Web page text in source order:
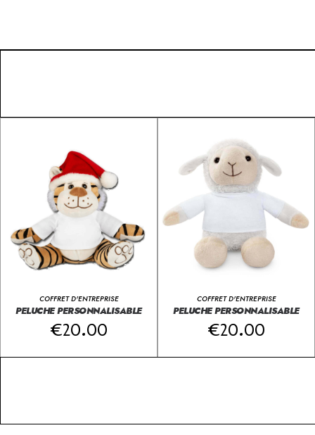
COFFRET D'ENTREPRISE
PELUCHE PERSONNALISABLE
€20.00
COFFRET D'ENTREPRISE
PELUCHE PERSONNALISABLE
€20.00